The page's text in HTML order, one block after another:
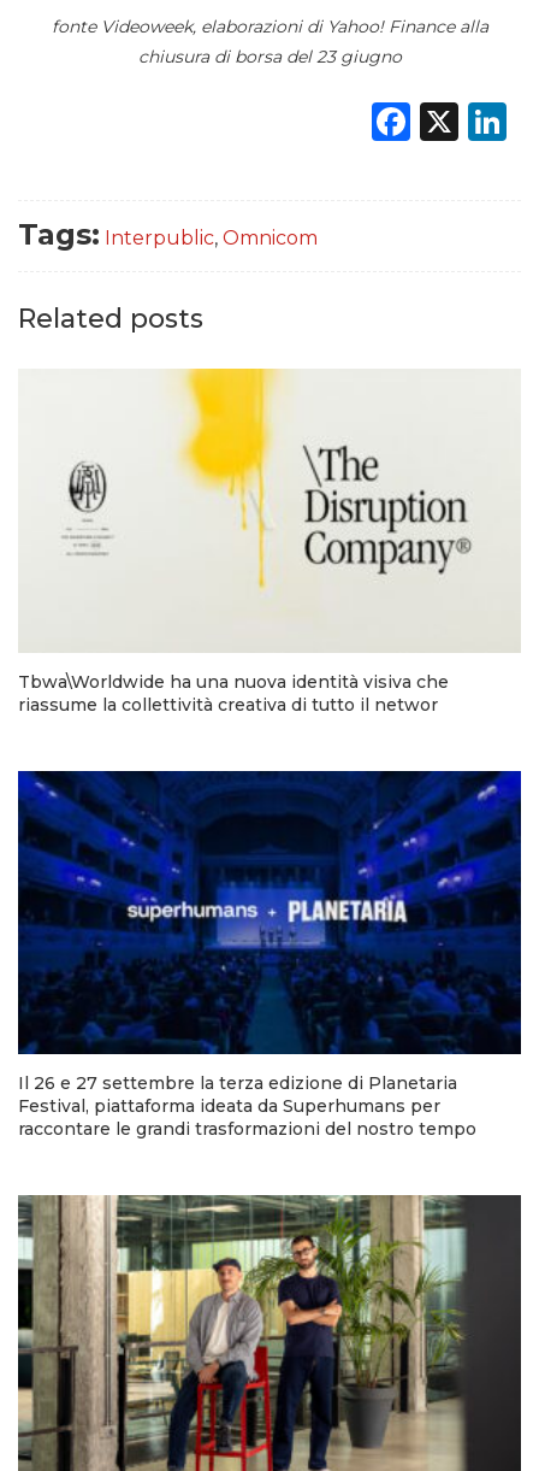
fonte Videoweek, elaborazioni di Yahoo! Finance alla
chiusura di borsa del 23 giugno
X
Tags: Interpublic, Omnicom
Related posts
Tbwa\Worldwide ha una nuova identità visiva che
riassume la collettività creativa di tutto il networ
Il 26 e 27 settembre la terza edizione di Planetaria
Festival, piattaforma ideata da Superhumans per
raccontare le grandi trasformazioni del nostro tempo